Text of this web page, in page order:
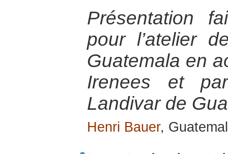
Présentation
pour l’atelier
Guatemala en
Irenees et
Landivar de
Henri Bauer,